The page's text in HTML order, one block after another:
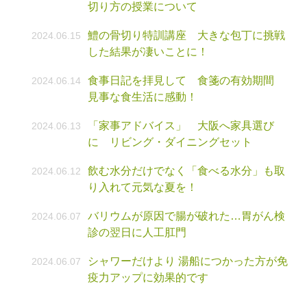
切り方の授業について
2024.06.15
鱧の骨切り特訓講座 大きな包丁に挑戦
した結果が凄いことに！
2024.06.14
食事日記を拝見して 食箋の有効期間
見事な食生活に感動！
2024.06.13
「家事アドバイス」 大阪へ家具選び
に リビング・ダイニングセット
2024.06.12
飲む水分だけでなく「食べる水分」も取
り入れて元気な夏を！
2024.06.07
バリウムが原因で腸が破れた…胃がん検
診の翌日に人工肛門
2024.06.07
シャワーだけより 湯船につかった方が免
疫力アップに効果的です